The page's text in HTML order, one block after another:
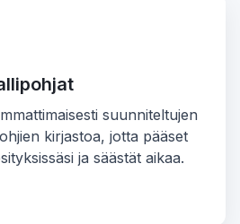
suunniteltujen
kirjastoa, jotta pääset
ja säästät aikaa.